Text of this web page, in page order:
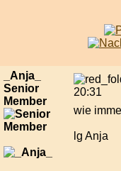
_Anja_
Senior
Member
20:31
wie
lg Anja